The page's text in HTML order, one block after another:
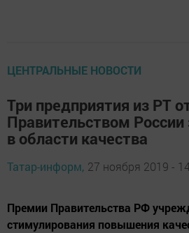
ЦЕНТРАЛЬНЫЕ НОВОСТИ
Три предприятия из РТ
Правительством
в области качества
Татар-информ, 27 ноября 2019 -
Премии Правительства РФ
стимулирования повышения